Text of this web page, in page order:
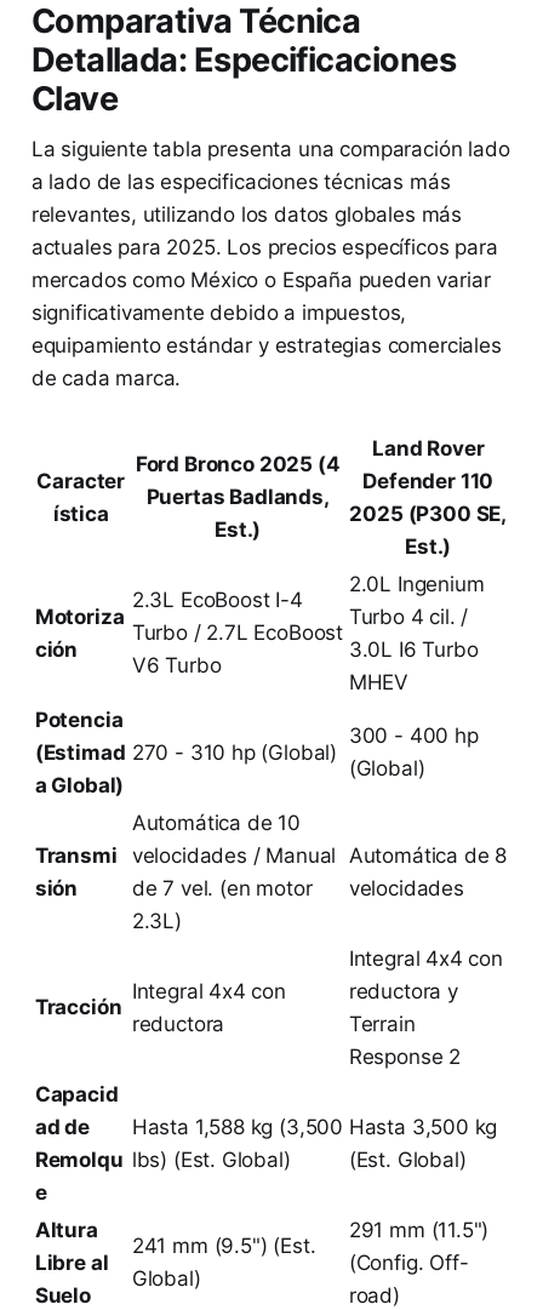
Comparativa Técnica
Detallada: Especificaciones
Clave
La siguiente tabla presenta una comparación lado
a lado de las especificaciones técnicas más
relevantes, utilizando los datos globales más
actuales para 2025. Los precios específicos para
mercados como México o España pueden variar
significativamente debido a impuestos,
equipamiento estándar y estrategias comerciales
de cada marca.
Caracter
ística
Ford Bronco 2025 (4
Puertas Badlands,
Est.)
Land Rover
Defender 110
2025 (P300 SE,
Est.)
Motoriza
ción
2.3L EcoBoost I-4
Turbo / 2.7L EcoBoost
V6 Turbo
2.0L Ingenium
Turbo 4 cil. /
3.0L I6 Turbo
MHEV
Potencia
(Estimad
a Global)
270 - 310 hp (Global)
300 - 400 hp
(Global)
Transmi
sión
Automática de 10
velocidades / Manual
de 7 vel. (en motor
2.3L)
Automática de 8
velocidades
Tracción
Integral 4x4 con
reductora
Integral 4x4 con
reductora y
Terrain
Response 2
Capacid
ad de
Remolqu
e
Hasta 1,588 kg (3,500
lbs) (Est. Global)
Hasta 3,500 kg
(Est. Global)
Altura
Libre al
Suelo
241 mm (9.5") (Est.
Global)
291 mm (11.5")
(Config. Off-
road)